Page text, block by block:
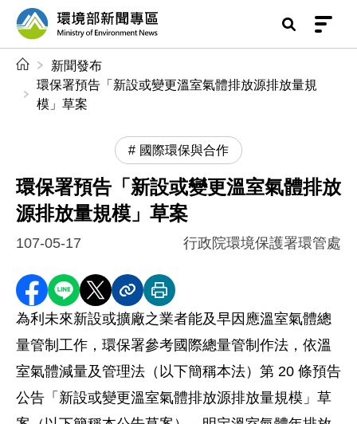
前往中央內容區塊
環境部新聞專區
新聞發布
環保署預告「新設或變更溫室氣體排放源排放量規
模」草案
國際環保與合作
環保署預告「新設或變更溫室氣體排放
源排放量規模」草案
107-05-17 行政院環境保護署環管處
分享至 Facebook
分享到 LINE
分享到 X分享內容連結
列印本頁
為利未來新設或擴廠之業者能及早因應溫室氣體總
量管制工作，環保署參考國際總量管制作法，依溫
室氣體減量及管理法（以下簡稱本法）第 20 條預告
公告「新設或變更溫室氣體排放源排放量規模」草